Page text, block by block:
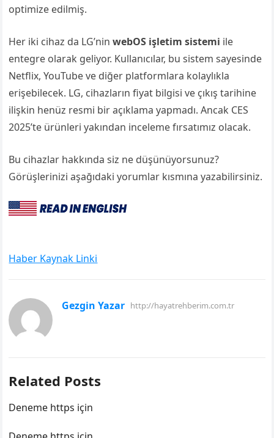
optimize edilmiş.
Her iki cihaz da LG’ninwebOS işletim sistemi ile
entegre olarak geliyor. Kullanıcılar, bu sistem sayesinde
Netflix, YouTube ve diğer platformlara kolaylıkla
erişebilecek. LG, cihazların fiyat bilgisi ve çıkış tarihine
ilişkin henüz resmi bir açıklama yapmadı. Ancak CES
2025’te ürünleri yakından inceleme fırsatımız olacak.
Bu cihazlar hakkında siz ne düşünüyorsunuz?
Görüşlerinizi aşağıdaki yorumlar kısmına yazabilirsiniz.
Haber Kaynak Linki
Gezgin Yazar http://hayatrehberim.com.tr
Related Posts
Deneme https için